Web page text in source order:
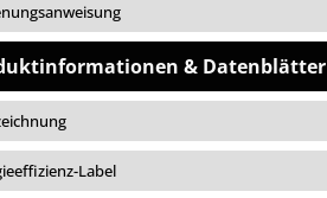
& Datenblätter
Label